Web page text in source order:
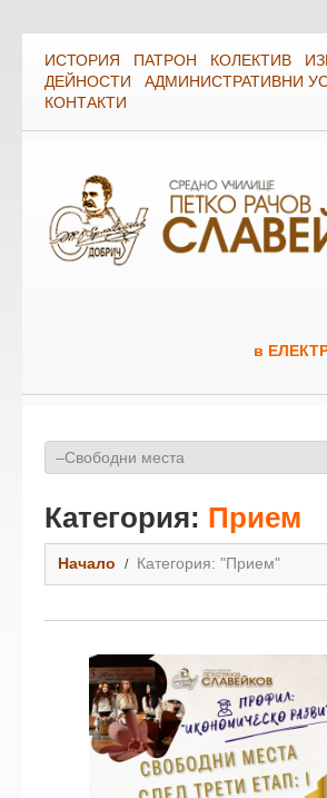
ИСТОРИЯ ПАТРОН КОЛЕКТИВ
ДЕЙНОСТИ
АДМИНИСТРАТИВНИ
КОНТАКТИ
в
Категория: Прием
Начало Категория: "Прием"